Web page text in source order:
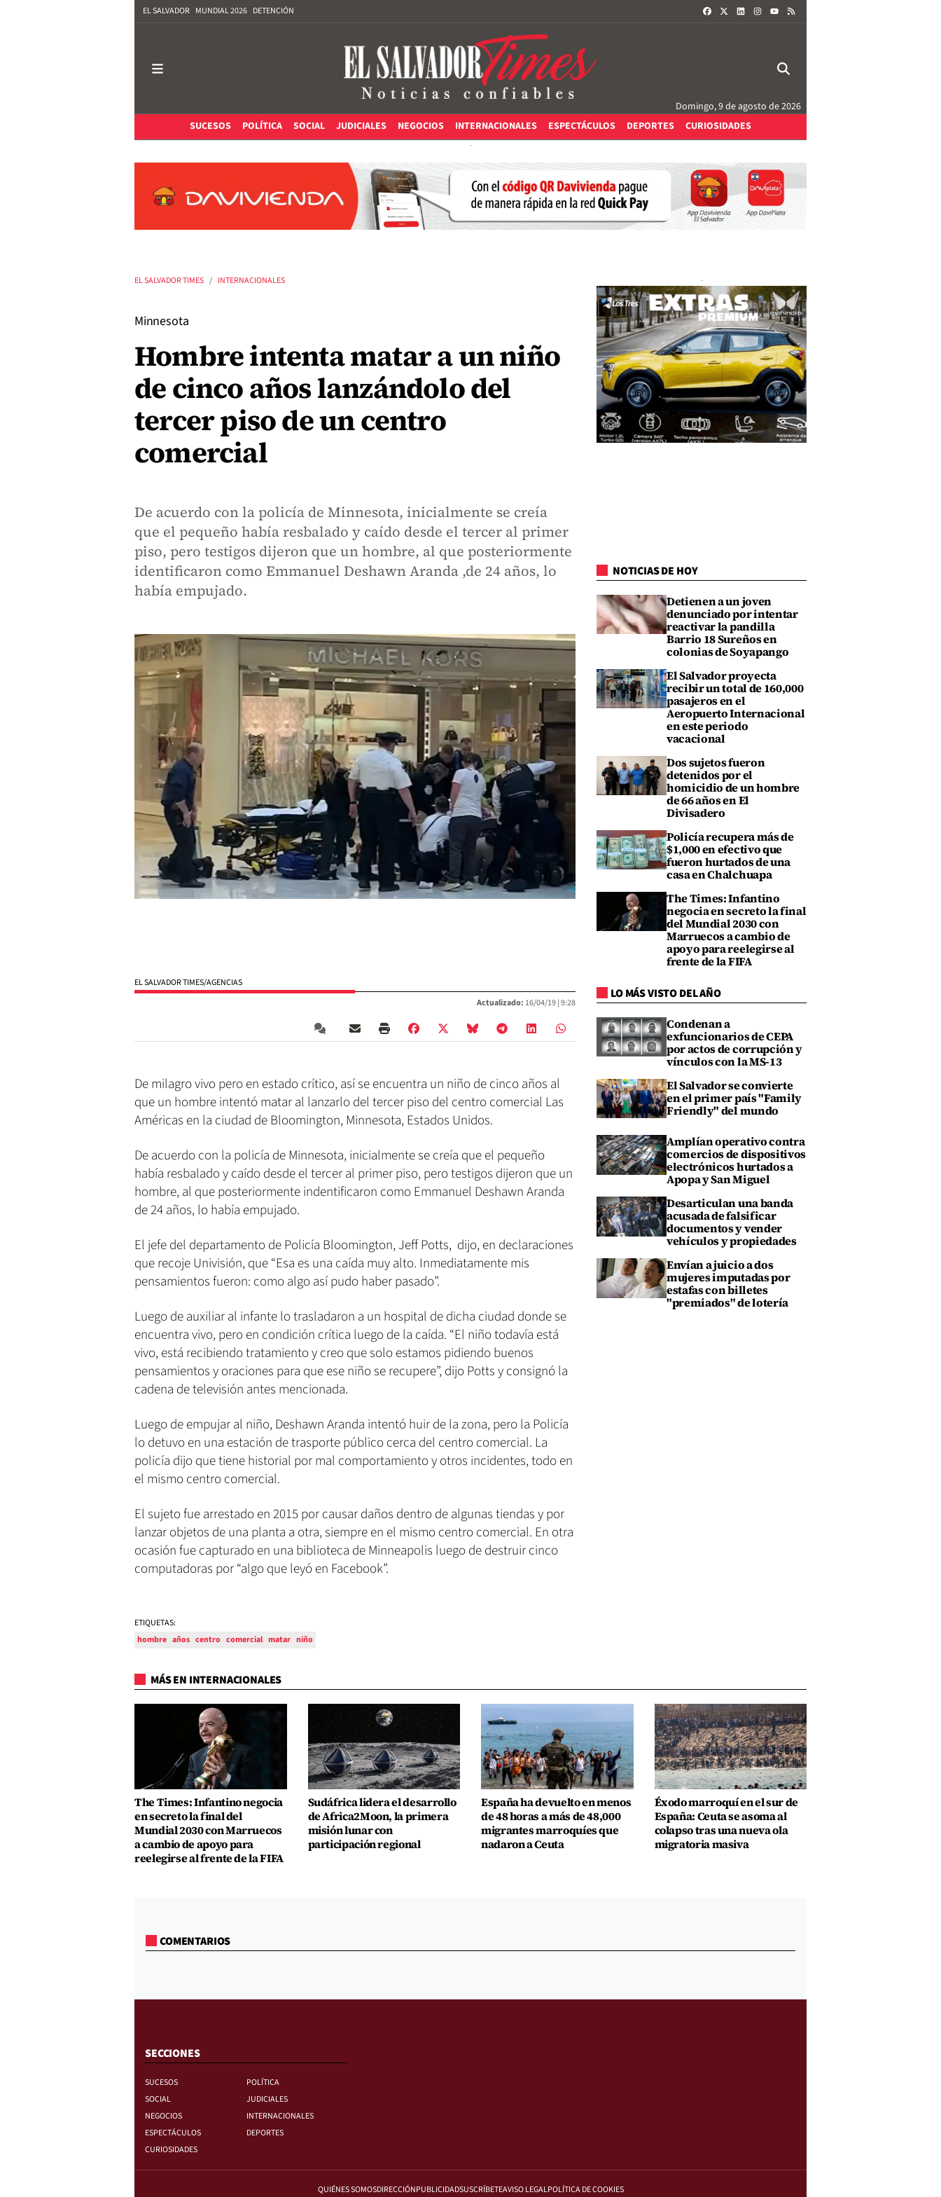
EL SALVADOR MUNDIAL 2026 DETENCIÓN FACEBOOKLINKEDININSTAGRAM
Domingo, 9 de agosto de 2026
SUCESOS
POLÍTICA SOCIAL JUDICIALES NEGOCIOS INTERNACIONALES ESPECTÁCULOS DEPORTES CURIOSIDADES
EL SALVADOR TIMES INTERNACIONALES
Minnesota
Hombre intenta matar a un niño
de cinco años lanzándolo del
tercer piso de un centro
comercial
De acuerdo con la policía de Minnesota, inicialmente se creía
que el pequeño había resbalado y caído desde el tercer al primer
piso, pero testigos dijeron que un hombre, al que posteriormente
identificaron como Emmanuel Deshawn Aranda ,de 24 años, lo
había empujado.
EL SALVADOR TIMES/AGENCIAS
Actualizado: 16/04/19 |9:28
De milagro vivo pero en estado crítico, así se encuentra un niño de cinco años al
que un hombre intentó matar al lanzarlo del tercer piso del centro comercial Las
Américas en la ciudad de Bloomington, Minnesota, Estados Unidos.
De acuerdo con la policía de Minnesota, inicialmente se creía que el pequeño
había resbalado y caído desde el tercer al primer piso, pero testigos dijeron que un
hombre, al que posteriormente indentificaron como Emmanuel Deshawn Aranda
de 24 años, lo había empujado.
El jefe del departamento de Policía Bloomington, Jeff Potts, dijo, en declaraciones
que recoje Univisión, que “Esa es una caída muy alto. Inmediatamente mis
pensamientos fueron: como algo así pudo haber pasado”.
Luego de auxiliar al infante lo trasladaron a un hospital de dicha ciudad donde se
encuentra vivo, pero en condición crítica luego de la caída. “El niño todavía está
vivo, está recibiendo tratamiento y creo que solo estamos pidiendo buenos
pensamientos y oraciones para que ese niño se recupere”, dijo Potts y consignó la
cadena de televisión antes mencionada.
Luego de empujar al niño, Deshawn Aranda intentó huir de la zona, pero la Policía
lo detuvo en una estación de trasporte público cerca del centro comercial. La
policía dijo que tiene historial por mal comportamiento y otros incidentes, todo en
el mismo centro comercial.
El sujeto fue arrestado en 2015 por causar daños dentro de algunas tiendas y por
lanzar objetos de una planta a otra, siempre en el mismo centro comercial. En otra
ocasión fue capturado en una biblioteca de Minneapolis luego de destruir cinco
computadoras por “algo que leyó en Facebook”.
ETIQUETAS:
hombre años centro comercial matar niño
NOTICIAS DE HOY
Detienen a un joven
denunciado por intentar
reactivar la pandilla
Barrio 18 Sureños en
colonias de Soyapango
El Salvador proyecta
recibir un total de 160,000
pasajeros en el
Aeropuerto Internacional
en este periodo
vacacional
Dos sujetos fueron
detenidos por el
homicidio de un hombre
de 66 años en El
Divisadero
Policía recupera más de
$1,000 en efectivo que
fueron hurtados de una
casa en Chalchuapa
The Times: Infantino
negocia en secreto la final
del Mundial 2030 con
Marruecos a cambio de
apoyo para reelegirse al
frente de la FIFA
LO MÁS VISTO DEL AÑO
Condenan a
exfuncionarios de CEPA
por actos de corrupción y
vínculos con la MS-13
El Salvador se convierte
en el primer país "Family
Friendly" del mundo
Amplían operativo contra
comercios de dispositivos
electrónicos hurtados a
Apopa y San Miguel
Desarticulan una banda
acusada de falsificar
documentos y vender
vehículos y propiedades
Envían a juicio a dos
mujeres imputadas por
estafas con billetes
"premiados" de lotería
MÁS EN INTERNACIONALES
The Times: Infantino negocia
en secreto la final del
Mundial 2030 con Marruecos
a cambio de apoyo para
reelegirse al frente de la FIFA
Sudáfrica lidera el desarrollo
de Africa2Moon, la primera
misión lunar con
participación regional
España ha devuelto en menos
de 48 horas a más de 48,000
migrantes marroquíes que
nadaron a Ceuta
Éxodo marroquí en el sur de
España: Ceuta se asoma al
colapso tras una nueva ola
migratoria masiva
COMENTARIOS
SECCIONES
SUCESOS
POLÍTICA
SOCIAL
JUDICIALES
NEGOCIOS
INTERNACIONALES
ESPECTÁCULOS
DEPORTES
CURIOSIDADES
QUIÉNES SOMOSDIRECCIÓNPUBLICIDADSUSCRÍBETEAVISO LEGALPOLÍTICA DE COOKIES